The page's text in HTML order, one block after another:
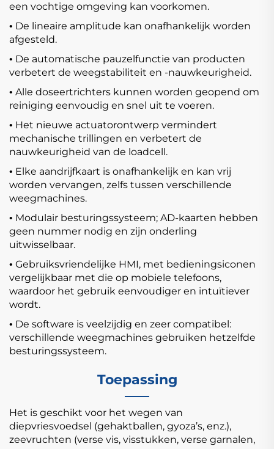
een vochtige omgeving kan voorkomen.
• De lineaire amplitude kan onafhankelijk worden
afgesteld.
• De automatische pauzelfunctie van producten
verbetert de weegstabiliteit en -nauwkeurigheid.
• Alle doseertrichters kunnen worden geopend om
reiniging eenvoudig en snel uit te voeren.
• Het nieuwe actuatorontwerp vermindert
mechanische trillingen en verbetert de
nauwkeurigheid van de loadcell.
• Elke aandrijfkaart is onafhankelijk en kan vrij
worden vervangen, zelfs tussen verschillende
weegmachines.
• Modulair besturingssysteem; AD-kaarten hebben
geen nummer nodig en zijn onderling
uitwisselbaar.
• Gebruiksvriendelijke HMI, met bedieningsiconen
vergelijkbaar met die op mobiele telefoons,
waardoor het gebruik eenvoudiger en intuïtiever
wordt.
• De software is veelzijdig en zeer compatibel:
verschillende weegmachines gebruiken hetzelfde
besturingssysteem.
Toepassing
Het is geschikt voor het wegen van
diepvriesvoedsel (gehaktballen, gyoza’s, enz.),
zeevruchten (verse vis, visstukken, verse garnalen,